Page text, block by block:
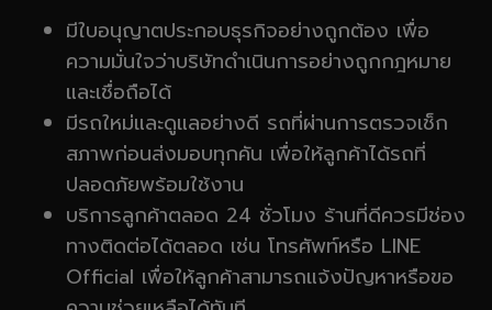
มีใบอนุญาตประกอบธุรกิจอย่างถูกต้อง เพื่อ
ความมั่นใจว่าบริษัทดำเนินการอย่างถูกกฎหมาย
และเชื่อถือได้
มีรถใหม่และดูแลอย่างดี รถที่ผ่านการตรวจเช็ก
สภาพก่อนส่งมอบทุกคัน เพื่อให้ลูกค้าได้รถที่
ปลอดภัยพร้อมใช้งาน
บริการลูกค้าตลอด 24 ชั่วโมง ร้านที่ดีควรมีช่อง
ทางติดต่อได้ตลอด เช่น โทรศัพท์หรือ LINE
Official เพื่อให้ลูกค้าสามารถแจ้งปัญหาหรือขอ